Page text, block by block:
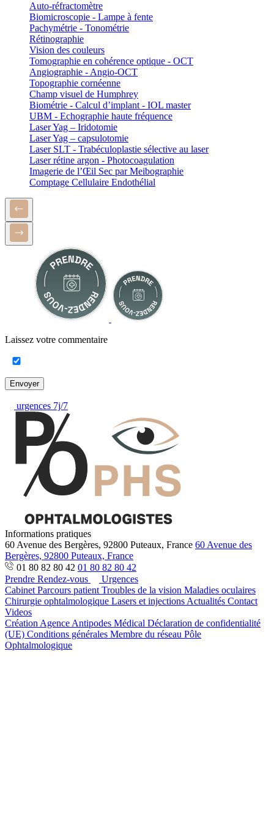
Auto-réfractomètre
Biomicroscopie - Lampe à fente
Pachymétrie - Tonométrie
Rétinographie
Vision des couleurs
Tomographie en cohérence optique - OCT
Angiographie - Angio-OCT
Topographie cornéenne
Champ visuel de Humphrey
Biométrie - Calcul d’implant - IOL master
UBM - Echographie haute fréquence
Laser Yag – Iridotomie
Laser Yag – capsulotomie
Laser SLT - Trabéculoplastie sélective au laser
Laser rétine argon - Photocoagulation
Imagerie de l’Œil Sec par Meibographie
Comptage Cellulaire Endothélial
Laissez votre commentaire
Envoyer
urgences 7j/7
Informations pratiques
60 Avenue des Bergères, 92800 Puteaux, France 60 Avenue des
Bergères, 92800 Puteaux, France
01 80 82 80 42 01 80 82 80 42
Prendre Rendez-vous
Urgences
Cabinet Parcours patient Troubles de la vision Maladies oculaires
Chirurgie ophtalmologique Lasers et injections Actualités Contact
Videos
Création Agence Antipodes Médical Déclaration de confidentialité
(UE) Conditions générales Membre du réseau Pôle
Ophtalmologique